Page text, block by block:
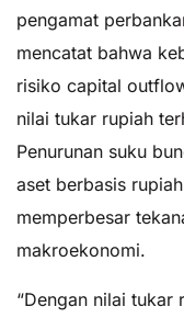
pengamat
mencatat bahwa
risiko capital
nilai tukar rupiah
Penurunan suku
aset berbasis
memperbesar
makroekonomi.
“Dengan nilai tukar